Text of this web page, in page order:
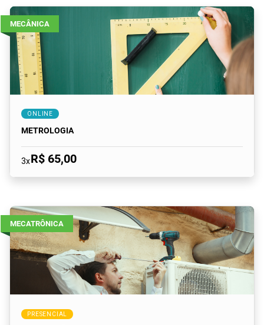
MECÂNICA
ONLINE
METROLOGIA
3xR$ 65,00
MECATRÔNICA
PRESENCIAL